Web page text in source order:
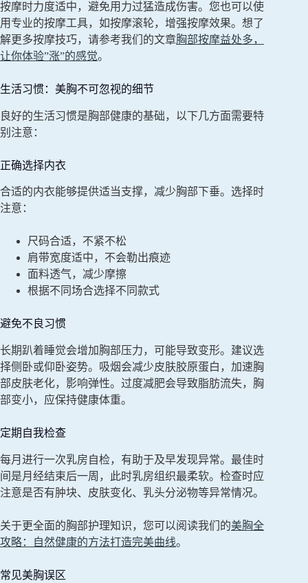
按摩时力度适中，避免用力过猛造成伤害。您也可以使
用专业的按摩工具，如按摩滚轮，增强按摩效果。想了
解更多按摩技巧，请参考我们的文章胸部按摩益处多，
让你体验”涨”的感觉。
生活习惯：美胸不可忽视的细节
良好的生活习惯是胸部健康的基础，以下几方面需要特
别注意：
正确选择内衣
合适的内衣能够提供适当支撑，减少胸部下垂。选择时
注意：
尺码合适，不紧不松
肩带宽度适中，不会勒出痕迹
面料透气，减少摩擦
根据不同场合选择不同款式
避免不良习惯
长期趴着睡觉会增加胸部压力，可能导致变形。建议选
择侧卧或仰卧姿势。吸烟会减少皮肤胶原蛋白，加速胸
部皮肤老化，影响弹性。过度减肥会导致脂肪流失，胸
部变小，应保持健康体重。
定期自我检查
每月进行一次乳房自检，有助于及早发现异常。最佳时
间是月经结束后一周，此时乳房组织最柔软。检查时应
注意是否有肿块、皮肤变化、乳头分泌物等异常情况。
关于更全面的胸部护理知识，您可以阅读我们的美胸全
攻略：自然健康的方法打造完美曲线。
常见美胸误区